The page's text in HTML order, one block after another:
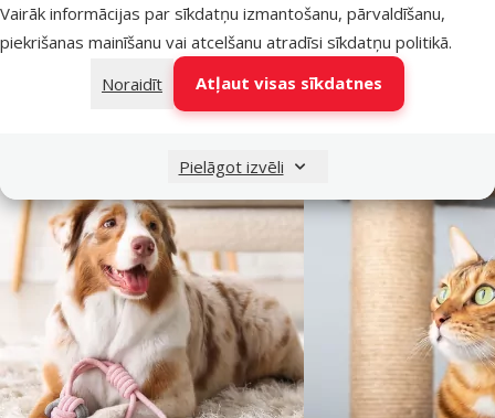
Vairāk informācijas par sīkdatņu izmantošanu, pārvaldīšanu,
piekrišanas mainīšanu vai atcelšanu atradīsi sīkdatņu politikā.
Noraidīt
Atļaut visas sīkdatnes
Pielāgot izvēli
Zilzaļa
6 cm
TRIXIE
87131